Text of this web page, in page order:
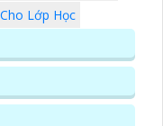
Lớp Học